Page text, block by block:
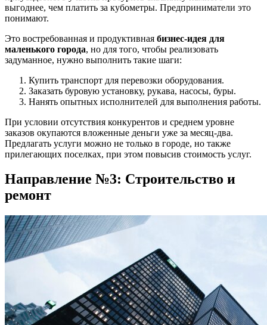
выгоднее, чем платить за кубометры. Предприниматели это
понимают.
Это востребованная и продуктивная бизнес-идея для
маленького города, но для того, чтобы реализовать
задуманное, нужно выполнить такие шаги:
Купить транспорт для перевозки оборудования.
Заказать буровую установку, рукава, насосы, буры.
Нанять опытных исполнителей для выполнения работы.
При условии отсутствия конкурентов и среднем уровне
заказов окупаются вложенные деньги уже за месяц-два.
Предлагать услуги можно не только в городе, но также
прилегающих поселках, при этом повысив стоимость услуг.
Направление №3: Строительство и
ремонт